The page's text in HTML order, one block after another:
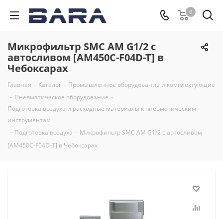
0
Микрофильтр SMC AM G1/2 с
автосливом [AM450C-F04D-T] в
Чебоксарах
Главная - Каталог - Промышленное оборудование и комплектующие
- Пневматическое оборудование -
Подготовка воздуха и расходные материалы к пневматическим
инструментам
- Подготовка воздуха - Микрофильтр SMC AM G1/2 с автосливом
[AM450C-F04D-T] в Чебоксарах